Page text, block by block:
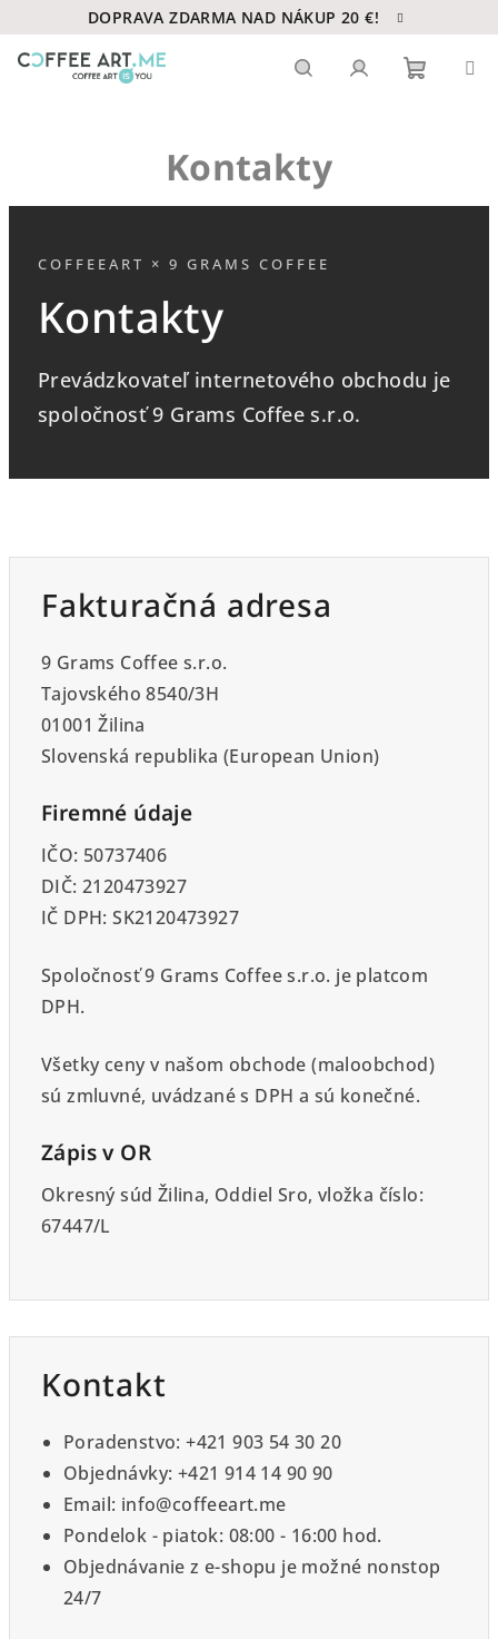
na
obsah
DOPRAVA ZDARMA NAD NÁKUP 20 €!
Kontakty
COFFEEART × 9 GRAMS COFFEE
Kontakty
Prevádzkovateľ internetového obchodu je
spoločnosť 9 Grams Coffee s.r.o.
Fakturačná adresa
9 Grams Coffee s.r.o.
Tajovského 8540/3H
01001 Žilina
Slovenská republika (European Union)
Firemné údaje
IČO: 50737406
DIČ: 2120473927
IČ DPH: SK2120473927
Spoločnosť 9 Grams Coffee s.r.o. je platcom
DPH.
Všetky ceny v našom obchode (maloobchod)
sú zmluvné, uvádzané s DPH a sú konečné.
Zápis v OR
Okresný súd Žilina, Oddiel Sro, vložka číslo:
67447/L
Kontakt
Poradenstvo: +421 903 54 30 20
Objednávky: +421 914 14 90 90
Email: info@coffeeart.me
Pondelok - piatok: 08:00 - 16:00 hod.
Objednávanie z e-shopu je možné nonstop
24/7